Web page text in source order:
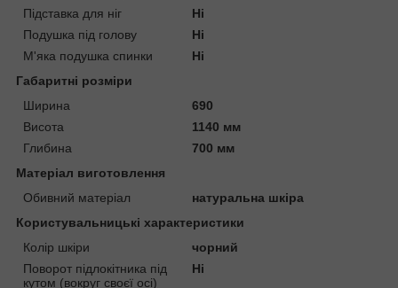
Підставка для ніг
Ні
Подушка під голову
Ні
М'яка подушка спинки
Ні
Габаритні розміри
Ширина
690
Висота
1140 мм
Глибина
700 мм
Матеріал виготовлення
Обивний матеріал
натуральна шкіра
Користувальницькі характеристики
Колір шкіри
чорний
Поворот підлокітника під
кутом (вокруг своєї осі)
Ні